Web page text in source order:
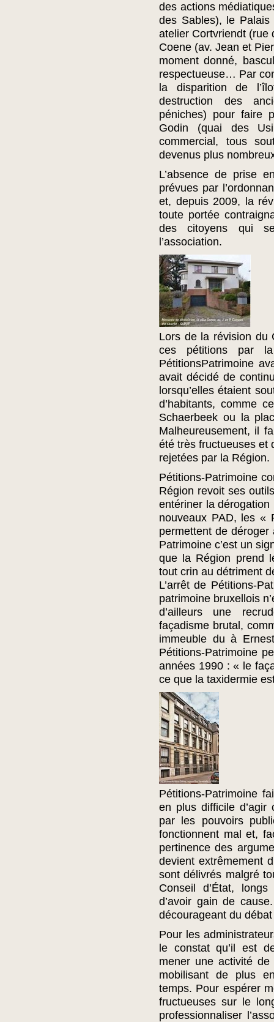
des actions
des Sables), le
atelier Cortvriendt (rue
Coene (av. Jean et
moment donné,
respectueuse… Par
la disparition de
destruction des
péniches) pour faire
Godin (quai des
commercial, tous
devenus plus
L’absence de prise
prévues par
et, depuis 2009, la
toute portée
des citoyens qui
l’association.
Lors de la révision du
ces pétitions par
PétitionsPatrimoine
avait décidé de
lorsqu’elles étaient
d’habitants, comme
Schaerbeek ou la
Malheureusement, il
été très fructueuses et
rejetées par la Région.
Pétitions-Patrimoine
Région revoit ses
entériner la
nouveaux PAD, les «
permettent de
Patrimoine c’est un
que la Région prend
tout crin au détriment
L’arrêt de Pétitions-
patrimoine bruxellois
d’ailleurs une
façadisme brutal,
immeuble du à
Pétitions-Patrimoine
années 1990 : « le
ce que la taxidermie
Pétitions-Patrimoine
en plus difficile d’agir
par les pouvoirs
fonctionnent mal et,
pertinence des
devient extrêmement
sont délivrés malgré
Conseil d’État,
d’avoir gain de
décourageant du
Pour les
le constat qu’il est
mener une activité
mobilisant de plus
temps. Pour espérer
fructueuses sur le
professionnaliser